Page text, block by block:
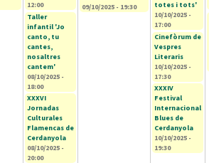
12:00
Taller
infantil 'Jo
canto, tu
cantes,
nosaltres
cantem'
08/10/2025 -
18:00
XXXVI
Jornadas
Culturales
Flamencas de
Cerdanyola
08/10/2025 -
20:00
09/10/2025 - 19:30
totes i tots'
10/10/2025 -
17:00
Cinefòrum de
Vespres
Literaris
10/10/2025 -
17:30
XXXIV
Festival
Internacional
Blues de
Cerdanyola
10/10/2025 -
19:30